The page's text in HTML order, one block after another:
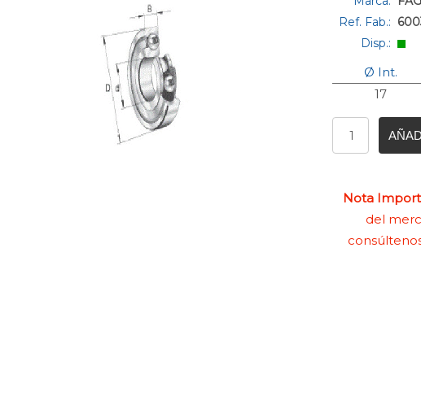
Ref. Fab.:
Disp.:
Ø Int.
17
Nota
del